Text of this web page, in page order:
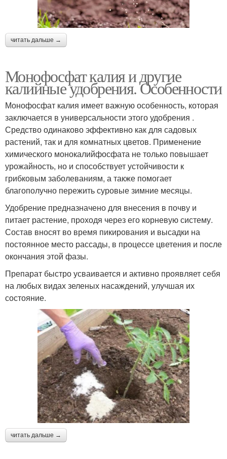
читать дальше →
Монофосфат калия и другие
калийные удобрения. Особенности
Монофосфат калия имеет важную особенность, которая
заключается в универсальности этого удобрения .
Средство одинаково эффективно как для садовых
растений, так и для комнатных цветов. Применение
химического монокалийфосфата не только повышает
урожайность, но и способствует устойчивости к
грибковым заболеваниям, а также помогает
благополучно пережить суровые зимние месяцы.
Удобрение предназначено для внесения в почву и
питает растение, проходя через его корневую систему.
Состав вносят во время пикирования и высадки на
постоянное место рассады, в процессе цветения и после
окончания этой фазы.
Препарат быстро усваивается и активно проявляет себя
на любых видах зеленых насаждений, улучшая их
состояние.
читать дальше →